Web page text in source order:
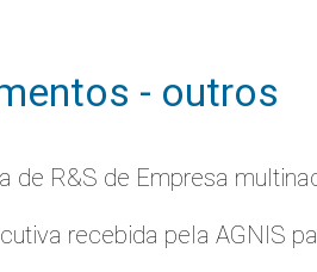
- outros
de R&S de Empresa
recebida pela AGNIS